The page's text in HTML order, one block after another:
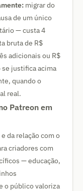
migrar do
de um único
— custa 4
bruta de R$
adicionais ou R$
se justifica acima
quando o
real.
Patreon em
da relação com o
criadores com
— educação,
o público valoriza